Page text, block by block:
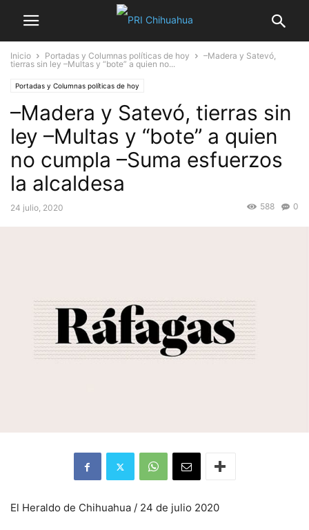
Inicio Portadas y Columnas políticas de hoy
–Madera y Satevó,
tierras sin ley –Multas y “bote” a quien no...
Portadas y Columnas políticas de hoy
–Madera y Satevó, tierras sin
ley –Multas y “bote” a quien
no cumpla –Suma esfuerzos
la alcaldesa
24 julio, 2020 0
588
El Heraldo de Chihuahua / 24 de julio 2020